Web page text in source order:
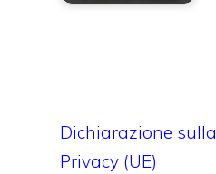
Dichiarazione sulla
Privacy (UE)